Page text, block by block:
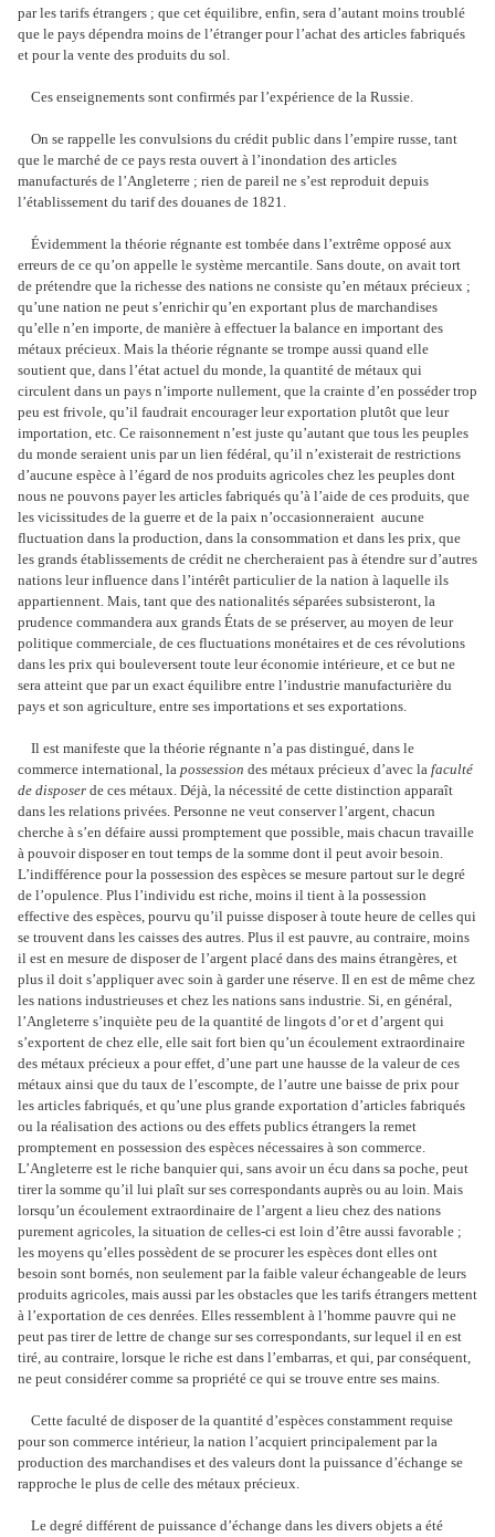
par les tarifs étrangers ; que cet équilibre, enfin, sera d’autant moins troublé
que le pays dépendra moins de l’étranger pour l’achat des articles fabriqués
et pour la vente des produits du sol.
Ces enseignements sont confirmés par l’expérience de la Russie.
On se rappelle les convulsions du crédit public dans l’empire russe, tant
que le marché de ce pays resta ouvert à l’inondation des articles
manufacturés de l’Angleterre ; rien de pareil ne s’est reproduit depuis
l’établissement du tarif des douanes de 1821.
Évidemment la théorie régnante est tombée dans l’extrême opposé aux
erreurs de ce qu’on appelle le système mercantile. Sans doute, on avait tort
de prétendre que la richesse des nations ne consiste qu’en métaux précieux ;
qu’une nation ne peut s’enrichir qu’en exportant plus de marchandises
qu’elle n’en importe, de manière à effectuer la balance en important des
métaux précieux. Mais la théorie régnante se trompe aussi quand elle
soutient que, dans l’état actuel du monde, la quantité de métaux qui
circulent dans un pays n’importe nullement, que la crainte d’en posséder trop
peu est frivole, qu’il faudrait encourager leur exportation plutôt que leur
importation, etc. Ce raisonnement n’est juste qu’autant que tous les peuples
du monde seraient unis par un lien fédéral, qu’il n’existerait de restrictions
d’aucune espèce à l’égard de nos produits agricoles chez les peuples dont
nous ne pouvons payer les articles fabriqués qu’à l’aide de ces produits, que
les vicissitudes de la guerre et de la paix n’occasionneraient aucune
fluctuation dans la production, dans la consommation et dans les prix, que
les grands établissements de crédit ne chercheraient pas à étendre sur d’autres
nations leur influence dans l’intérêt particulier de la nation à laquelle ils
appartiennent. Mais, tant que des nationalités séparées subsisteront, la
prudence commandera aux grands États de se préserver, au moyen de leur
politique commerciale, de ces fluctuations monétaires et de ces révolutions
dans les prix qui bouleversent toute leur économie intérieure, et ce but ne
sera atteint que par un exact équilibre entre l’industrie manufacturière du
pays et son agriculture, entre ses importations et ses exportations.
Il est manifeste que la théorie régnante n’a pas distingué, dans le
commerce international, la possession des métaux précieux d’avec la faculté
de disposer de ces métaux. Déjà, la nécessité de cette distinction apparaît
dans les relations privées. Personne ne veut conserver l’argent, chacun
cherche à s’en défaire aussi promptement que possible, mais chacun travaille
à pouvoir disposer en tout temps de la somme dont il peut avoir besoin.
L’indifférence pour la possession des espèces se mesure partout sur le degré
de l’opulence. Plus l’individu est riche, moins il tient à la possession
effective des espèces, pourvu qu’il puisse disposer à toute heure de celles qui
se trouvent dans les caisses des autres. Plus il est pauvre, au contraire, moins
il est en mesure de disposer de l’argent placé dans des mains étrangères, et
plus il doit s’appliquer avec soin à garder une réserve. Il en est de même chez
les nations industrieuses et chez les nations sans industrie. Si, en général,
l’Angleterre s’inquiète peu de la quantité de lingots d’or et d’argent qui
s’exportent de chez elle, elle sait fort bien qu’un écoulement extraordinaire
des métaux précieux a pour effet, d’une part une hausse de la valeur de ces
métaux ainsi que du taux de l’escompte, de l’autre une baisse de prix pour
les articles fabriqués, et qu’une plus grande exportation d’articles fabriqués
ou la réalisation des actions ou des effets publics étrangers la remet
promptement en possession des espèces nécessaires à son commerce.
L’Angleterre est le riche banquier qui, sans avoir un écu dans sa poche, peut
tirer la somme qu’il lui plaît sur ses correspondants auprès ou au loin. Mais
lorsqu’un écoulement extraordinaire de l’argent a lieu chez des nations
purement agricoles, la situation de celles-ci est loin d’être aussi favorable ;
les moyens qu’elles possèdent de se procurer les espèces dont elles ont
besoin sont bornés, non seulement par la faible valeur échangeable de leurs
produits agricoles, mais aussi par les obstacles que les tarifs étrangers mettent
à l’exportation de ces denrées. Elles ressemblent à l’homme pauvre qui ne
peut pas tirer de lettre de change sur ses correspondants, sur lequel il en est
tiré, au contraire, lorsque le riche est dans l’embarras, et qui, par conséquent,
ne peut considérer comme sa propriété ce qui se trouve entre ses mains.
Cette faculté de disposer de la quantité d’espèces constamment requise
pour son commerce intérieur, la nation l’acquiert principalement par la
production des marchandises et des valeurs dont la puissance d’échange se
rapproche le plus de celle des métaux précieux.
Le degré différent de puissance d’échange dans les divers objets a été